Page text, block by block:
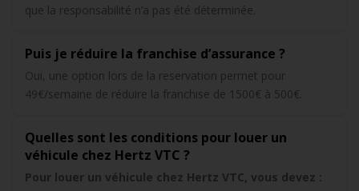
que la responsabilité n’a pas été déterminée.
Puis je réduire la franchise d’assurance ?
Oui, une option lors de la reservation permet pour
49€/semaine de réduire la franchise de 1500€ à 500€.
Quelles sont les conditions pour louer un
véhicule chez Hertz VTC ?
Pour louer un véhicule chez Hertz VTC, vous devez :